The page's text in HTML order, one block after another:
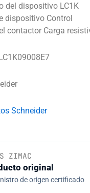
del dispositivo LC1K
dispositivo Control
contactor Carga
Schneider
ZIMAC
original
de origen certificado